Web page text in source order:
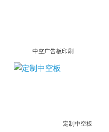
中空广告板印刷
定制中空板